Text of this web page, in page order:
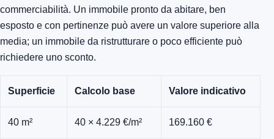
commerciabilità. Un immobile pronto da abitare, ben
esposto e con pertinenze può avere un valore superiore alla
media; un immobile da ristrutturare o poco efficiente può
richiedere uno sconto.
Superficie Calcolo base Valore indicativo
40 m² 40 × 4.229 €/m² 169.160 €